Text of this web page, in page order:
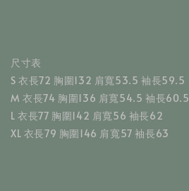
尺寸表
S 衣長72 胸圍132 肩寬53.5 袖長59.5
M 衣長74 胸圍136 肩寬54.5 袖長60.5
L 衣長77 胸圍142 肩寬56 袖長62
XL 衣長79 胸圍146 肩寬57 袖長63